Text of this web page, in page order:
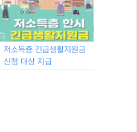
저소득층 긴급생활지원금
신청 대상 지급